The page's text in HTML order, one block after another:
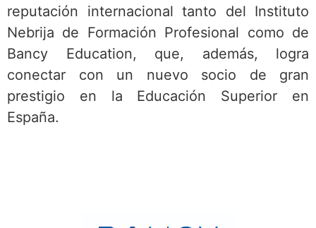
reputación internacional tanto del Instituto
Nebrija de Formación Profesional como de
Bancy Education, que, además, logra
conectar con un nuevo socio de gran
prestigio en la Educación Superior en
España.